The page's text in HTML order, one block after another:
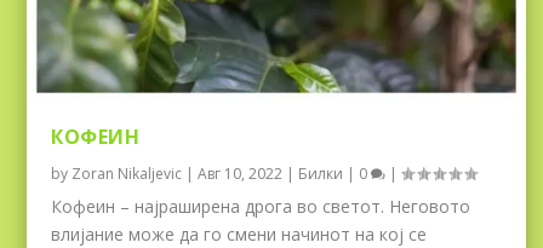
КОФЕИН
by Zoran Nikaljevic |Авг 10, 2022 | Билки | 0 |
Кофеин – најраширена дрога во светот. Неговото
влијание може да го смени начинот на кој се